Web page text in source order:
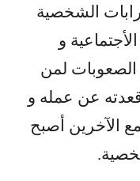
الشخصية
و
لمن
عن عمله و
الآخرين أصبح
.